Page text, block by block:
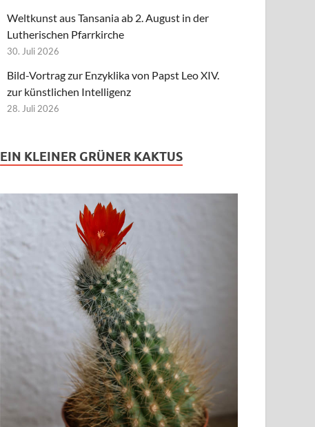
Weltkunst aus Tansania ab 2. August in der
Lutherischen Pfarrkirche
30. Juli 2026
Bild-Vortrag zur Enzyklika von Papst Leo XIV.
zur künstlichen Intelligenz
28. Juli 2026
EIN KLEINER GRÜNER KAKTUS